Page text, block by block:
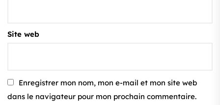
Site web
Enregistrer mon nom, mon e-mail et mon site web
dans le navigateur pour mon prochain commentaire.